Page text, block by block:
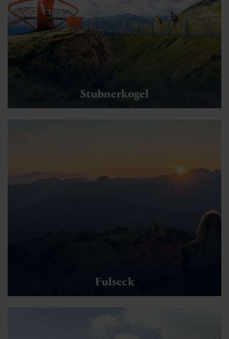
Stubnerkogel
Fulseck